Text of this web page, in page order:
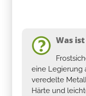
Was
eine Legierung
veredelte
Härte und